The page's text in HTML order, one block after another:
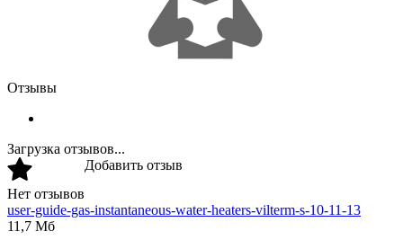
Отзывы
Загрузка отзывов...
Нет отзывов
Добавить отзыв
user-guide-gas-instantaneous-water-heaters-vilterm-s-10-11-13
11,7 Мб